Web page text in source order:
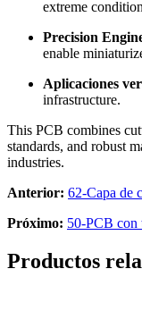
extreme
Precision
enable
Aplicaciones
infrastructure.
This PCB combines
standards, and robust
industries.
Anterior: 62-Capa de
Próximo: 50-PCB con
Productos